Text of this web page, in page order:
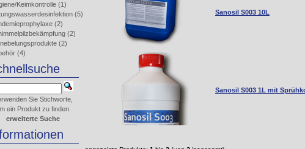
Sanosil S003 10L
Sanosil S003 1L mit
Keimkontrolle (1)
(5)
(2)
(2)
(2)
(4)
Sie Stichworte,
ein Produkt zu finden.
erweiterte Suche